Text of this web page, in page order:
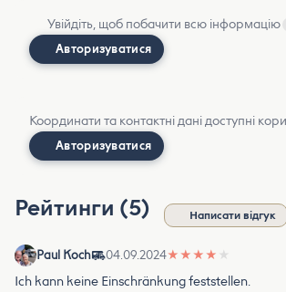
Увійдіть, щоб побачити всю інформацію
Авторизуватися
Координати та контактні дані доступні
Авторизуватися
Рейтинги (5) Написати відгук
Paul Koch 04.09.2024★ ★ ★ ★ ★
Ich kann keine Einschränkung feststellen.